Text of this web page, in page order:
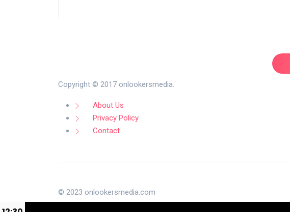
Copyright © 2017 onlookersmedia.
About Us
Privacy Policy
Contact
© 2023 onlookersmedia.com